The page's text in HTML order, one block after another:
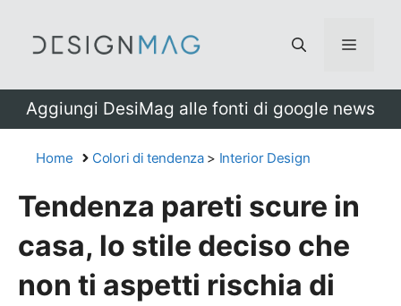
Menu
Aggiungi DesiMag alle fonti di google news
Home Colori di tendenza> Interior Design
Tendenza pareti scure in
casa, lo stile deciso che
non ti aspetti rischia di